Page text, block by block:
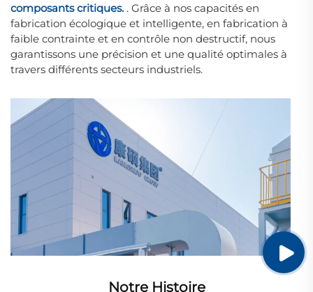
composants critiques. . Grâce à nos capacités en
fabrication écologique et intelligente, en fabrication à
faible contrainte et en contrôle non destructif, nous
garantissons une précision et une qualité optimales à
travers différents secteurs industriels.
Notre Histoire